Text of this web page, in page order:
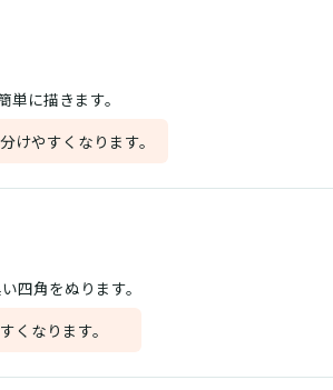
に描きます。
けやすくなります。
四角をぬります。
くなります。